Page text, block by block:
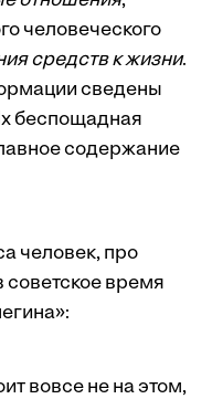
человеческого
средств к жизни.
сведены
беспощадная
содержание
человек, про
советское время
вовсе не на этом,